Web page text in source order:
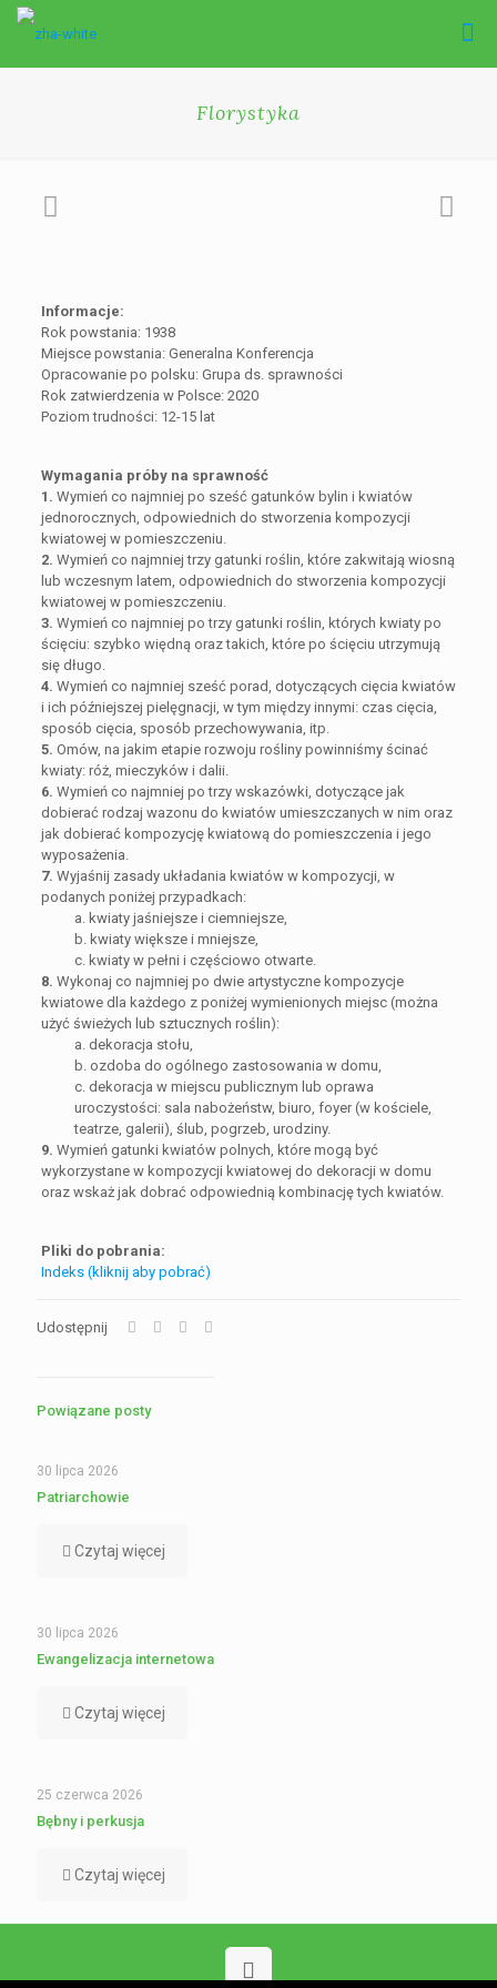
Florystyka
Informacje:
Rok powstania: 1938
Miejsce powstania: Generalna Konferencja
Opracowanie po polsku: Grupa ds. sprawności
Rok zatwierdzenia w Polsce: 2020
Poziom trudności: 12-15 lat
Wymagania próby na sprawność
1. Wymień co najmniej po sześć gatunków bylin i kwiatów
jednorocznych, odpowiednich do stworzenia kompozycji
kwiatowej w pomieszczeniu.
2. Wymień co najmniej trzy gatunki roślin, które zakwitają wiosną
lub wczesnym latem, odpowiednich do stworzenia kompozycji
kwiatowej w pomieszczeniu.
3. Wymień co najmniej po trzy gatunki roślin, których kwiaty po
ścięciu: szybko więdną oraz takich, które po ścięciu utrzymują
się długo.
4. Wymień co najmniej sześć porad, dotyczących cięcia kwiatów
i ich późniejszej pielęgnacji, w tym między innymi: czas cięcia,
sposób cięcia, sposób przechowywania, itp.
5. Omów, na jakim etapie rozwoju rośliny powinniśmy ścinać
kwiaty: róż, mieczyków i dalii.
6. Wymień co najmniej po trzy wskazówki, dotyczące jak
dobierać rodzaj wazonu do kwiatów umieszczanych w nim oraz
jak dobierać kompozycję kwiatową do pomieszczenia i jego
wyposażenia.
7. Wyjaśnij zasady układania kwiatów w kompozycji, w
podanych poniżej przypadkach:
a. kwiaty jaśniejsze i ciemniejsze,
b. kwiaty większe i mniejsze,
c. kwiaty w pełni i częściowo otwarte.
8. Wykonaj co najmniej po dwie artystyczne kompozycje
kwiatowe dla każdego z poniżej wymienionych miejsc (można
użyć świeżych lub sztucznych roślin):
a. dekoracja stołu,
b. ozdoba do ogólnego zastosowania w domu,
c. dekoracja w miejscu publicznym lub oprawa
uroczystości: sala nabożeństw, biuro, foyer (w kościele,
teatrze, galerii), ślub, pogrzeb, urodziny.
9. Wymień gatunki kwiatów polnych, które mogą być
wykorzystane w kompozycji kwiatowej do dekoracji w domu
oraz wskaż jak dobrać odpowiednią kombinację tych kwiatów.
Pliki do pobrania:
Indeks (kliknij aby pobrać)
Udostępnij
Powiązane posty
30 lipca 2026
Patriarchowie
Czytaj więcej
30 lipca 2026
Ewangelizacja internetowa
Czytaj więcej
25 czerwca 2026
Bębny i perkusja
Czytaj więcej